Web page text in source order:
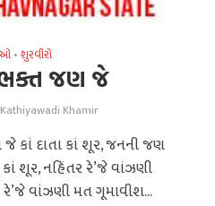
• શુરવીરો
જણ જે
Kathiyawadi Khamir
દાતા કાં શૂર, જનની જણ
શૂર, નહિંતર રે’જે વાંઝણી
વાંઝણી મત ગૂમાવીશ...